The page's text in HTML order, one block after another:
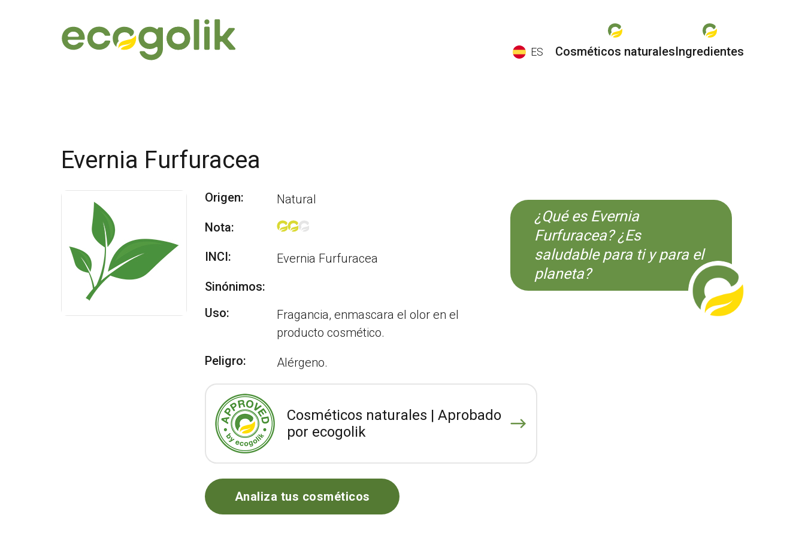
ES
Cosméticos naturalesIngredientes
¿Qué es Evernia
Furfuracea? ¿Es
saludable para ti y para el
planeta?
Evernia Furfuracea
Origen:
Natural
Nota:
INCI:
Evernia Furfuracea
Sinónimos:
Uso:
Fragancia, enmascara el olor en el
producto cosmético.
Peligro:
Alérgeno.
Cosméticos naturales | Aprobado
por ecogolik
Analiza tus cosméticos